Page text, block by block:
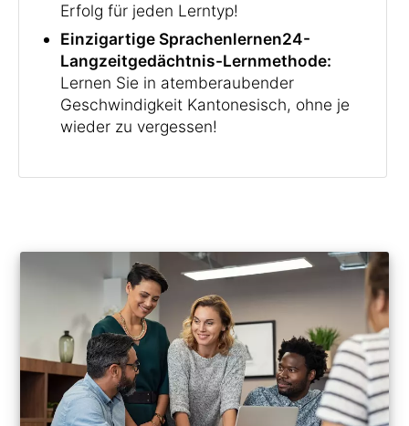
Erfolg für jeden Lerntyp!
Einzigartige Sprachenlernen24-
Langzeitgedächtnis-Lernmethode:
Lernen Sie in atemberaubender
Geschwindigkeit Kantonesisch, ohne je
wieder zu vergessen!